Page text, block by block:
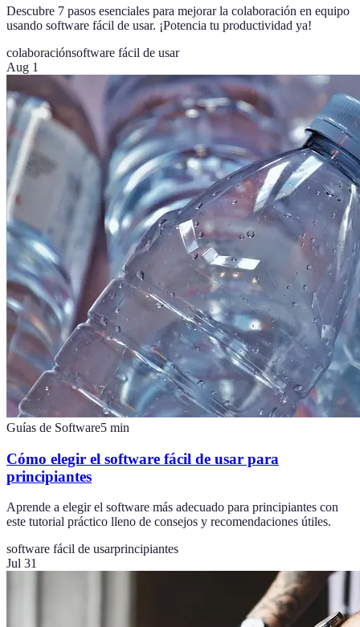
Descubre 7 pasos esenciales para mejorar la colaboración en equipo
usando software fácil de usar. ¡Potencia tu productividad ya!
colaboraciónsoftware fácil de usar
Aug 1
Guías de Software5 min
Cómo elegir el software fácil de usar para
principiantes
Aprende a elegir el software más adecuado para principiantes con
este tutorial práctico lleno de consejos y recomendaciones útiles.
software fácil de usarprincipiantes
Jul 31